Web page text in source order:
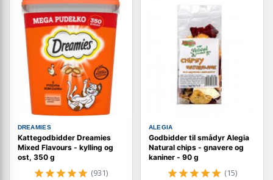
DREAMIES
Kattegodbidder Dreamies
Mixed Flavours - kylling og
ost, 350 g
(931)
ALEGIA
Godbidder til smådyr Alegia
Natural chips - gnavere og
kaniner - 90 g
(15)